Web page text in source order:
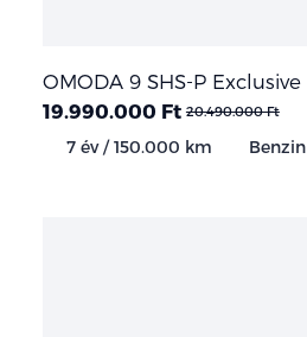
OMODA 9 SHS-P Exclusive
19.990.000 Ft 20.490.000 Ft
7 év / 150.000 km Benzin